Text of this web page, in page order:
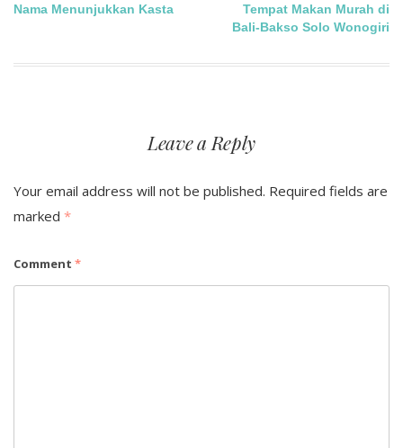
Post
navigation
Nama Menunjukkan Kasta
Tempat Makan Murah di
Bali-Bakso Solo Wonogiri
Leave a Reply
Your email address will not be published. Required fields are
marked *
Comment *